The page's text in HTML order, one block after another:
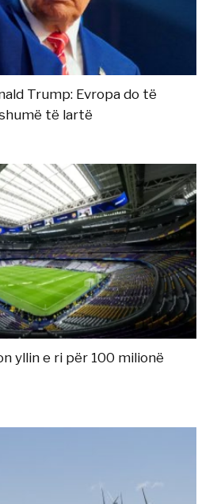
Trump: Evropa do të
të lartë
yllin e ri për 100 milionë